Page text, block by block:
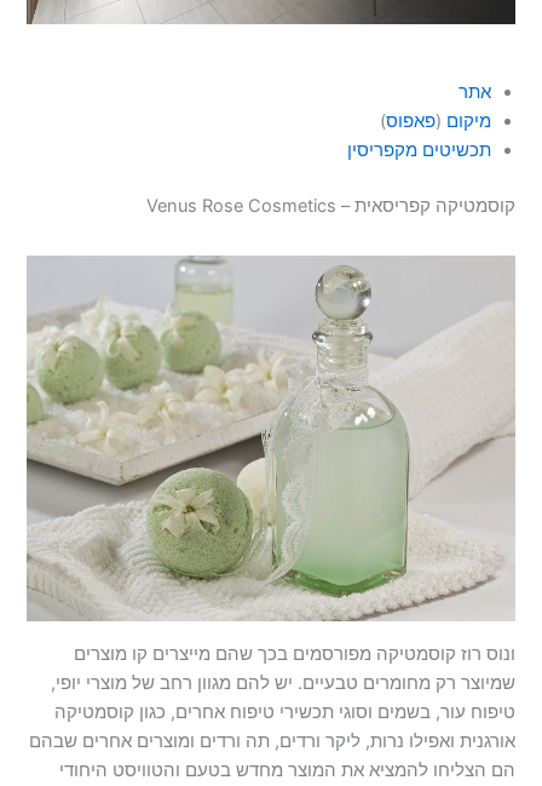
אתר
מיקום (פאפוס)
תכשיטים מקפריסין
קוסמטיקה קפריסאית – Venus Rose Cosmetics
ונוס רוז קוסמטיקה מפורסמים בכך שהם מייצרים קו מוצרים
שמיוצר רק מחומרים טבעיים. יש להם מגוון רחב של מוצרי יופי,
טיפוח עור, בשמים וסוגי תכשירי טיפוח אחרים, כגון קוסמטיקה
אורגנית ואפילו נרות, ליקר ורדים, תה ורדים ומוצרים אחרים שבהם
הם הצליחו להמציא את המוצר מחדש בטעם והטוויסט היחודי